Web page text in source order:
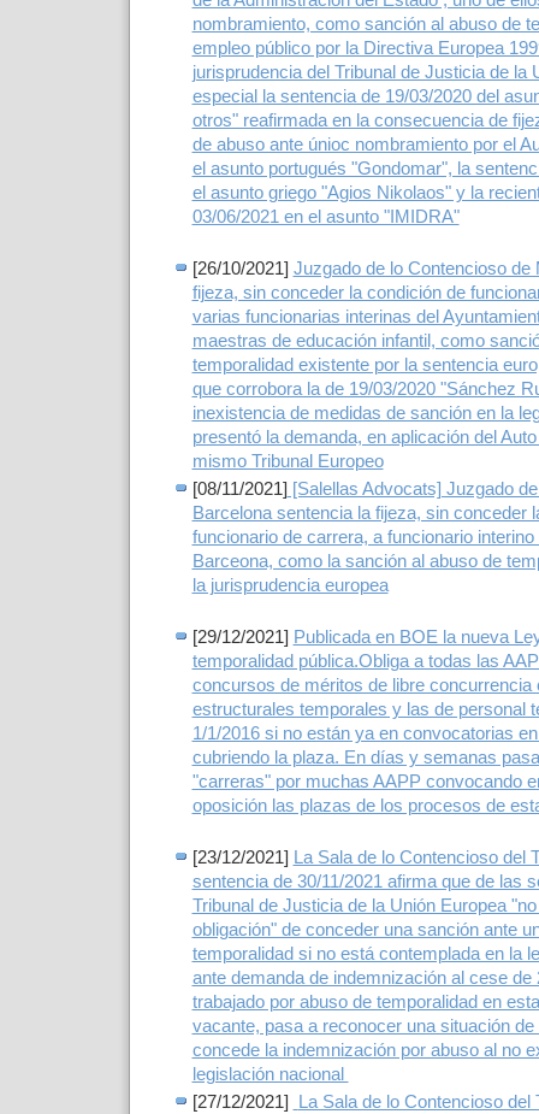
nombramiento, como sanción al abuso de
empleo público por la Directiva Europea
jurisprudencia del Tribunal de Justicia de la
especial la sentencia de 19/03/2020 del
otros" reafirmada en la consecuencia de
de abuso ante únioc nombramiento por el
el asunto portugués "Gondomar", la
el asunto griego "Agios Nikolaos" y la
03/06/2021 en el asunto "IMIDRA"
[26/10/2021] Juzgado de lo Contencioso de
fijeza, sin conceder la condición de
varias funcionarias interinas del
maestras de educación infantil, como
temporalidad existente por la sentencia
que corrobora la de 19/03/2020 "Sánchez
inexistencia de medidas de sanción en la
presentó la demanda, en aplicación del
mismo Tribunal Europeo
[08/11/2021] [Salellas Advocats] Juzgado
Barcelona sentencia la fijeza, sin conceder
funcionario de carrera, a funcionario
Barceona, como la sanción al abuso de
la jurisprudencia europea
[29/12/2021] Publicada en BOE la nueva
temporalidad pública.Obliga a todas las
concursos de méritos de libre concurrencia
estructurales temporales y las de personal
1/1/2016 si no están ya en convocatorias
cubriendo la plaza. En días y semanas
"carreras" por muchas AAPP convocando
oposición las plazas de los procesos de
[23/12/2021]
La Sala de lo Contencioso del
sentencia de 30/11/2021 afirma que de las
Tribunal de Justicia de la Unión Europea
obligación" de conceder una sanción ante
temporalidad si no está contemplada en la
ante demanda de indemnización al cese de
trabajado por abuso de temporalidad en
vacante, pasa a reconocer una situación de
concede la indemnización por abuso al no
legislación nacional
[27/12/2021]
La Sala de lo Contencioso